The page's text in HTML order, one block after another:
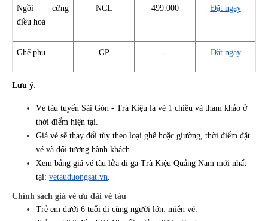
Ngồi cứng
điều hoà
NCL 499.000 Đặt ngay
Ghế phụ GP - Đặt ngay
Lưu ý:
Vé tàu tuyến Sài Gòn - Trà Kiệu là vé 1 chiều và tham khảo ở
thời điểm hiện tại.
Giá vé sẽ thay đổi tùy theo loại ghế hoặc giường, thời điểm đặt
vé và đối tượng hành khách.
Xem bảng giá vé tàu lửa đi ga Trà Kiệu Quảng Nam mới nhất
tại: vetauduongsat.vn
Chính sách giá vé ưu đãi vé tàu
Trẻ em dưới 6 tuổi đi cùng người lớn: miễn vé.